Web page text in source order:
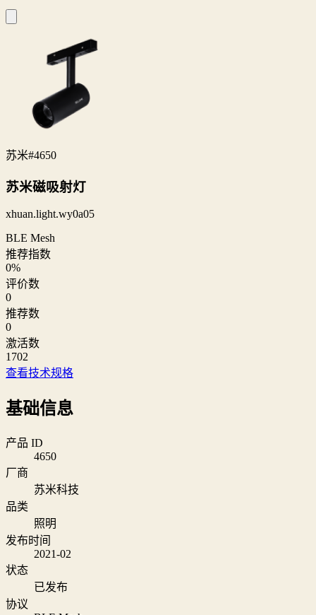
苏米#4650
苏米磁吸射灯
xhuan.light.wy0a05
BLE Mesh
推荐指数
0%
评价数
0
推荐数
0
激活数
1702
查看技术规格
基础信息
产品 ID
4650
厂商
苏米科技
品类
照明
发布时间
2021-02
状态
已发布
协议